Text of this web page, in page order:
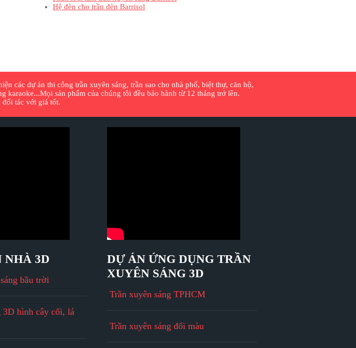
Hệ đèn cho trần đèn Barrisol
các dự án thi công trần xuyên sáng, trần sao cho nhà phố, biệt thự, căn hộ,
karaoke...Mọi sản phẩm của chúng tôi đều bảo hành từ 12 tháng trở lên.
đối tác với giá tốt.
NHÀ 3D
bầu trời
3D hình cây cối, lá
DỰ ÁN ỨNG DỤNG TRẦN
XUYÊN SÁNG 3D
Trần xuyên sáng TPHCM
Trần xuyên sáng đổi màu